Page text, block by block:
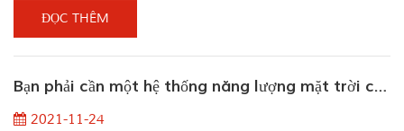
sống sót trong một nơi cư trú trên mặt trời chưa bao giờ đơn giản
hơn thế. Những tiến bộ trong những thập kỷ gần đây đã làm cho
khả năng tiếp cận...
ĐỌC THÊM
Bạn phải cần một hệ thống năng lượng mặt trời có thể vận chuyển dễ dàng
2021-11-24